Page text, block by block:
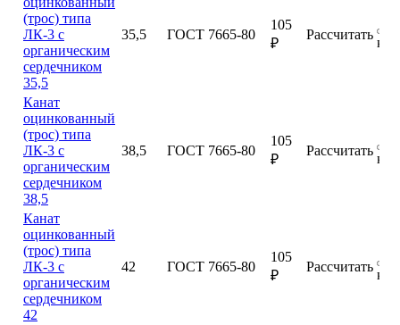
(трос) типа
ЛК-3 с
органическим
сердечником
35,5
35,5 ГОСТ 7665-80
105
₽
Рассчитать
Канат
оцинкованный
(трос) типа
ЛК-3 с
органическим
сердечником
38,5
38,5 ГОСТ 7665-80
105
₽
Рассчитать
Канат
оцинкованный
(трос) типа
ЛК-3 с
органическим
сердечником
42
42 ГОСТ 7665-80
105
₽
Рассчитать